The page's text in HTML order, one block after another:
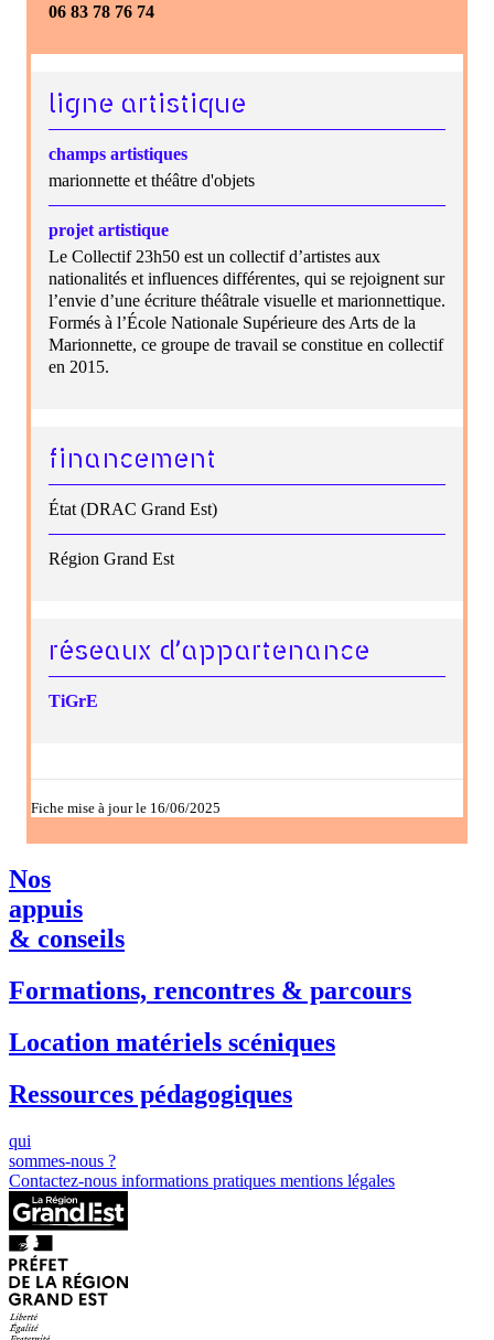
06 83 78 76 74
ligne artistique
champs artistiques
marionnette et théâtre d'objets
projet artistique
Le Collectif 23h50 est un collectif d’artistes aux
nationalités et influences différentes, qui se rejoignent sur
l’envie d’une écriture théâtrale visuelle et marionnettique.
Formés à l’École Nationale Supérieure des Arts de la
Marionnette, ce groupe de travail se constitue en collectif
en 2015.
financement
État (DRAC Grand Est)
Région Grand Est
réseaux d’appartenance
TiGrE
Fiche mise à jour le 16/06/2025
Nos
appuis
& conseils
Formations, rencontres & parcours
Location matériels scéniques
Ressources pédagogiques
qui
sommes-nous ?
Contactez-nous informations pratiques mentions légales